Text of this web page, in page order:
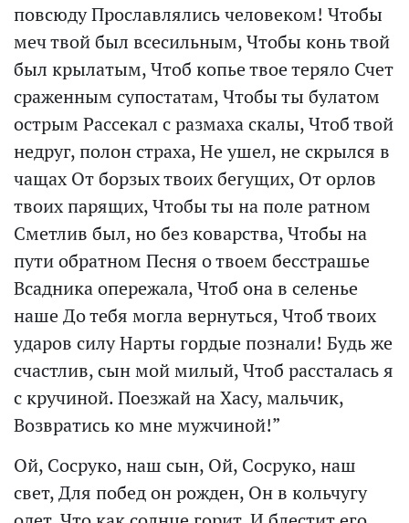
повсюду Прославлялись человеком! Чтобы
меч твой был всесильным, Чтобы конь твой
был крылатым, Чтоб копье твое теряло Счет
сраженным супостатам, Чтобы ты булатом
острым Рассекал с размаха скалы, Чтоб твой
недруг, полон страха, Не ушел, не скрылся в
чащах От борзых твоих бегущих, От орлов
твоих парящих, Чтобы ты на поле ратном
Сметлив был, но без коварства, Чтобы на
пути обратном Песня о твоем бесстрашье
Всадника опережала, Чтоб она в селенье
наше До тебя могла вернуться, Чтоб твоих
ударов силу Нарты гордые познали! Будь же
счастлив, сын мой милый, Чтоб рассталась я
с кручиной. Поезжай на Хасу, мальчик,
Возвратись ко мне мужчиной!”
Ой, Сосруко, наш сын, Ой, Сосруко, наш
свет, Для побед он рожден, Он в кольчугу